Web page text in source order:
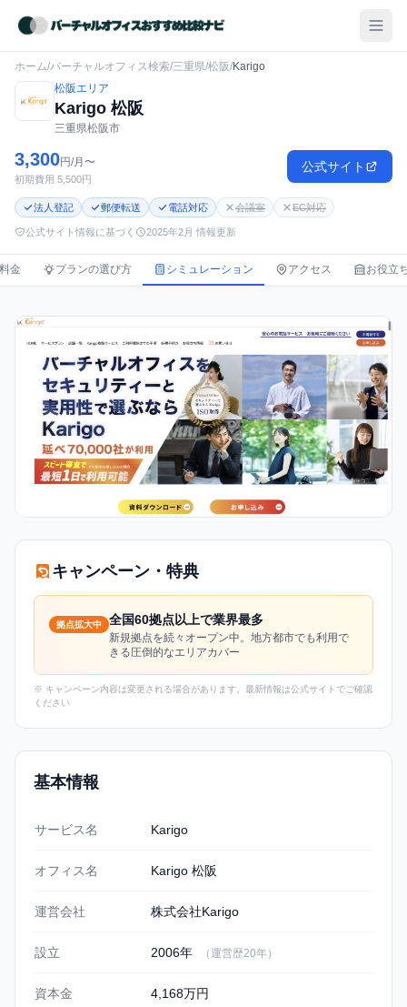
ホーム/バーチャルオフィス検索/三重県/松阪/Karigo
松阪エリア
Karigo 松阪
三重県松阪市
3,300円/月〜
初期費用 5,500円
公式サイト
法人登記 郵便転送 電話対応 会議室 EC対応
公式サイト情報に基づく 2025年2月 情報更新
料金 プランの選び方 シミュレーション アクセス お役立
キャンペーン・特典
拠点拡大中 全国60拠点以上で業界最多
新規拠点を続々オープン中。地方都市でも利用で
きる圧倒的なエリアカバー
※ キャンペーン内容は変更される場合があります。最新情報は公式サイトでご確認
ください
基本情報
サービス名
Karigo
オフィス名 Karigo 松阪
運営会社 株式会社Karigo
設立 2006年 （運営歴20年）
資本金 4,168万円